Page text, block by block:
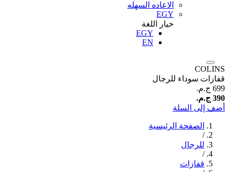
الاعاده السهله
EGY
خيار اللغة
EGY
EN
COLINS
قفازات سوداء للرجال
699 ج.م.‏
390 ج.م.‏
أضف إلى السلة
الصفحة الرئيسية
/
للرجال
/
قفازات